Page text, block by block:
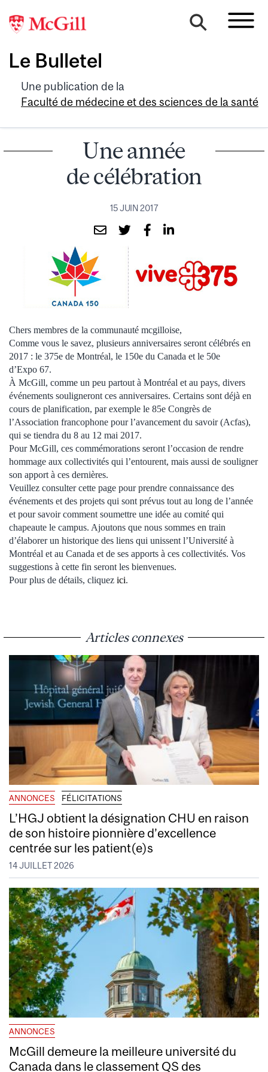
Le Bulletel
Une publication de la
Faculté de médecine et des sciences de la santé
Une année
de célébration
15 JUIN 2017
Chers membres de la communauté mcgilloise,
Comme vous le savez, plusieurs anniversaires seront célébrés en
2017 : le 375e de Montréal, le 150e du Canada et le 50e
d’Expo 67.
À McGill, comme un peu partout à Montréal et au pays, divers
événements souligneront ces anniversaires. Certains sont déjà en
cours de planification, par exemple le 85e Congrès de
l’Association francophone pour l’avancement du savoir (Acfas),
qui se tiendra du 8 au 12 mai 2017.
Pour McGill, ces commémorations seront l’occasion de rendre
hommage aux collectivités qui l’entourent, mais aussi de souligner
son apport à ces dernières.
Veuillez consulter cette page pour prendre connaissance des
événements et des projets qui sont prévus tout au long de l’année
et pour savoir comment soumettre une idée au comité qui
chapeaute le campus. Ajoutons que nous sommes en train
d’élaborer un historique des liens qui unissent l’Université à
Montréal et au Canada et de ses apports à ces collectivités. Vos
suggestions à cette fin seront les bienvenues.
Pour plus de détails, cliquez ici.
Articles connexes
ANNONCES FÉLICITATIONS
L’HGJ obtient la désignation CHU en raison
de son histoire pionnière d’excellence
centrée sur les patient(e)s
14 JUILLET 2026
ANNONCES
McGill demeure la meilleure université du
Canada dans le classement QS des